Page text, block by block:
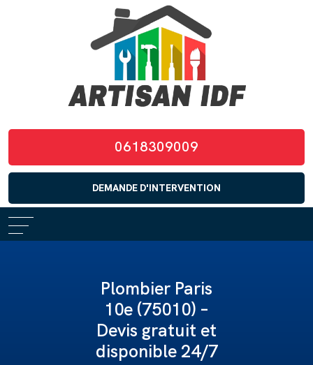
0618309009
DEMANDE D'INTERVENTION
Plombier Paris
10e (75010) –
Devis gratuit et
disponible 24/7